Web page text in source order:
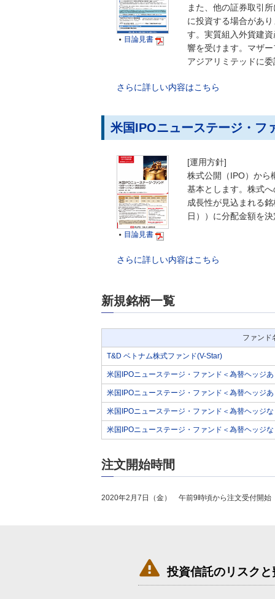
 目論見書
また、他の証券取引
に投資する場合があ
す。実質組入外貨建
響を受けます。マザ
アジアリミテッドに
さらに詳しい内容はこちら
米国IPOニューステージ・フ
 目論見書
[運用方針]
株式公開（IPO）から
基本とします。株式
成長性が見込まれる
日））に分配金額を
さらに詳しい内容はこちら
新規銘柄一覧
ファンド
T&D ベトナム株式ファンド(V-Star)
米国IPOニューステージ・ファンド＜為替ヘッジ
米国IPOニューステージ・ファンド＜為替ヘッジ
米国IPOニューステージ・ファンド＜為替ヘッジ
米国IPOニューステージ・ファンド＜為替ヘッジ
注文開始時間
2020年2月7日（金） 午前9時頃から注文受付開始
 投資信託のリスク